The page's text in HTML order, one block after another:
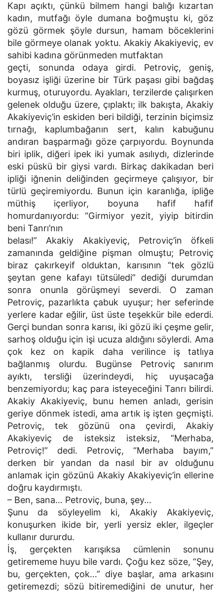
Kapı açıktı, çünkü bilmem hangi balığı kızartan
kadın, mutfağı öyle dumana boğmuştu ki, göz
gözü görmek şöyle dursun, hamam böceklerini
bile görmeye olanak yoktu. Akakiy Akakiyeviç, ev
sahibi kadına görünmeden mutfaktan
geçti, sonunda odaya girdi. Petroviç, geniş,
boyasız işliği üzerine bir Türk paşası gibi bağdaş
kurmuş, oturuyordu. Ayakları, terzilerde çalışırken
gelenek olduğu üzere, çıplaktı; ilk bakışta, Akakiy
Akakiyeviç’in eskiden beri bildiği, terzinin biçimsiz
tırnağı, kaplumbağanın sert, kalın kabuğunu
andıran başparmağı göze çarpıyordu. Boynunda
biri iplik, diğeri ipek iki yumak asılıydı, dizlerinde
eski püskü bir giysi vardı. Birkaç dakikadan beri
ipliği iğnenin deliğinden geçirmeye çalışıyor, bir
türlü geçiremiyordu. Bunun için karanlığa, ipliğe
müthiş içerliyor, boyuna hafif hafif
homurdanıyordu: “Girmiyor yezit, yiyip bitirdin
beni Tanrı’nın
belası!” Akakiy Akakiyeviç, Petroviç’in öfkeli
zamanında geldiğine pişman olmuştu; Petroviç
biraz çakırkeyif olduktan, karısının “tek gözlü
şeytan gene kafayı tütsüledi” dediği durumdan
sonra onunla görüşmeyi severdi. O zaman
Petroviç, pazarlıkta çabuk uyuşur; her seferinde
yerlere kadar eğilir, üst üste teşekkür bile ederdi.
Gerçi bundan sonra karısı, iki gözü iki çeşme gelir,
sarhoş olduğu için işi ucuza aldığını söylerdi. Ama
çok kez on kapik daha verilince iş tatlıya
bağlanmış olurdu. Bugünse Petroviç sanırım
ayıktı, tersliği üzerindeydi, hiç uyuşacağa
benzemiyordu; kaç para isteyeceğini Tanrı bilirdi.
Akakiy Akakiyeviç, bunu hemen anladı, gerisin
geriye dönmek istedi, ama artık iş işten geçmişti.
Petroviç, tek gözünü ona çevirdi, Akakiy
Akakiyeviç de isteksiz isteksiz, “Merhaba,
Petroviç!” dedi. Petroviç, “Merhaba bayım,”
derken bir yandan da nasıl bir av olduğunu
anlamak için gözünü Akakiy Akakiyeviç’in ellerine
doğru kaydırmıştı.
– Ben, sana… Petroviç, buna, şey…
Şunu da söyleyelim ki, Akakiy Akakiyeviç,
konuşurken ikide bir, yerli yersiz ekler, ilgeçler
kullanır dururdu.
İş, gerçekten karışıksa cümlenin sonunu
getirememe huyu bile vardı. Çoğu kez söze, “Şey,
bu, gerçekten, çok…” diye başlar, ama arkasını
getiremezdi; sözü bitiremediğini de unutur, her